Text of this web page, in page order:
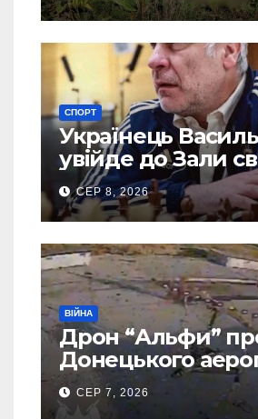
СПОРТ
Українець
увійде до Зали
шахової слави
СЕР 8, 2026
ВІЙНА
Дрон “Альфи”
Донецького
спалив “Шахед”
запуску
СЕР 7, 2026